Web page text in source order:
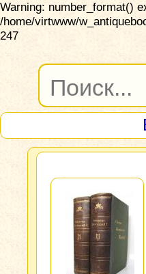
Warning: number_format()
/home/virtwww/
247